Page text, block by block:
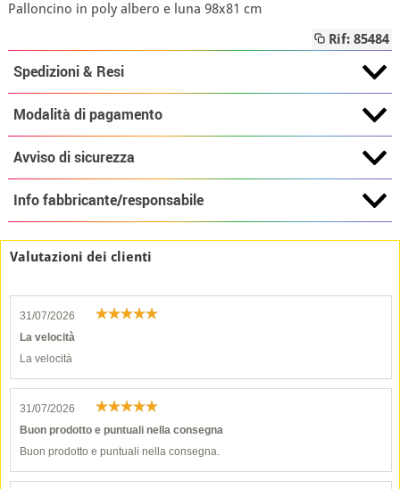
Palloncino in poly albero e luna 98x81 cm
Rif: 85484
Spedizioni & Resi
Modalità di pagamento
Avviso di sicurezza
Info fabbricante/responsabile
Valutazioni dei clienti
31/07/2026
La velocità
La velocità
31/07/2026
Buon prodotto e puntuali nella consegna
Buon prodotto e puntuali nella consegna.